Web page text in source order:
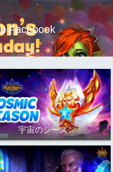
Facebook
宇宙のシーズン